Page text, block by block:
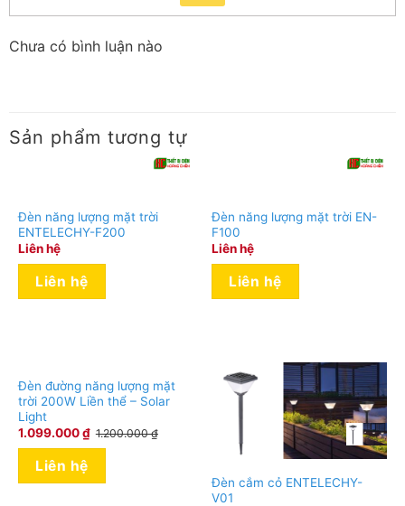
Chưa có bình luận nào
Sản phẩm tương tự
Đèn năng lượng mặt trời
ENTELECHY-F200
Liên hệ
Liên hệ
Đèn năng lượng mặt trời EN-
F100
Liên hệ
Liên hệ
Đèn đường năng lượng mặt
trời 200W Liền thể – Solar
Light
1.099.000₫ 1.200.000₫
Liên hệ
Đèn cắm cỏ ENTELECHY-
V01